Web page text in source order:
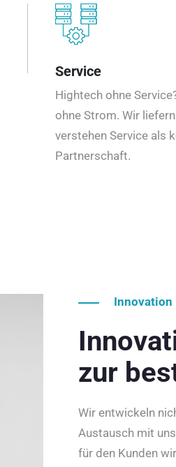
Service
Hightech ohne
ohne Strom. Wir
verstehen Service als
Partnerschaft.
Innovation
zur
Wir entwickeln
Austausch mit
für den Kunden